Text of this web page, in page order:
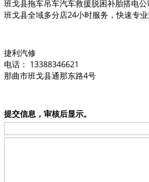
班戈县拖车吊车汽车救援脱困补胎搭电公
班戈县全域多分店24小时服务，快速专
捷利汽修
电话： 13388346621
那曲市班戈县通那东路4号
提交信息，审核后显示。